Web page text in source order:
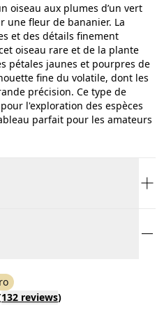
oiseau aux plumes d’un vert
une fleur de bananier. La
et des détails finement
oiseau rare et de la plante
pétales jaunes et pourpres de
fine du volatile, dont les
précision. Ce type de
l'exploration des espèces
parfait pour les amateurs
132 reviews)